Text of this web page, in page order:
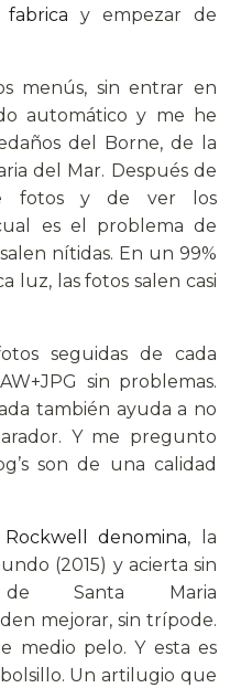
y empezar de
menús, sin entrar en
automático y me he
del Borne, de la
del Mar. Después de
fotos y de ver los
es el problema de
nítidas. En un 99%
luz, las fotos salen casi
seguidas de cada
sin problemas.
también ayuda a no
Y me pregunto
son de una calidad
denomina, la
(2015) y acierta sin
Santa Maria
mejorar, sin trípode.
medio pelo. Y esta es
Un artilugio que